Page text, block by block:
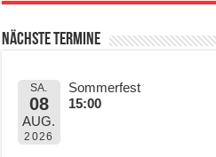
Nächste Termine
SA.
08
AUG.
2026
Sommerfest
15:00